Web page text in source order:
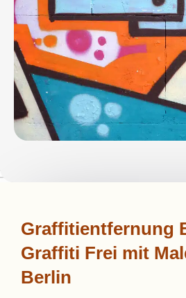
Graffitientfernung
Graffiti Frei mit
Berlin